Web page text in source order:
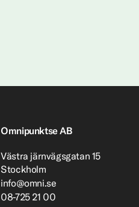
Omnipunktse AB
Västra järnvägsgatan 15
Stockholm
info@omni.se
08-725 21 00